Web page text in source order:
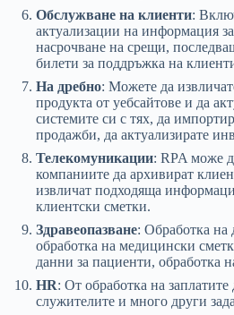
Обслужване на клиенти:
актуализации на информация
насрочване на срещи,
билети за поддръжка на
На дребно: Можете да
продукта от уебсайтове и да
системите си с тях, да
продажби, да актуализирате
Телекомуникации: RPA може
компаниите да архивират
извличат подходяща
клиентски сметки.
Здравеопазване: Обработка на
обработка на медицински
данни за пациенти, обработка
HR: От обработка на заплатите
служителите и много други